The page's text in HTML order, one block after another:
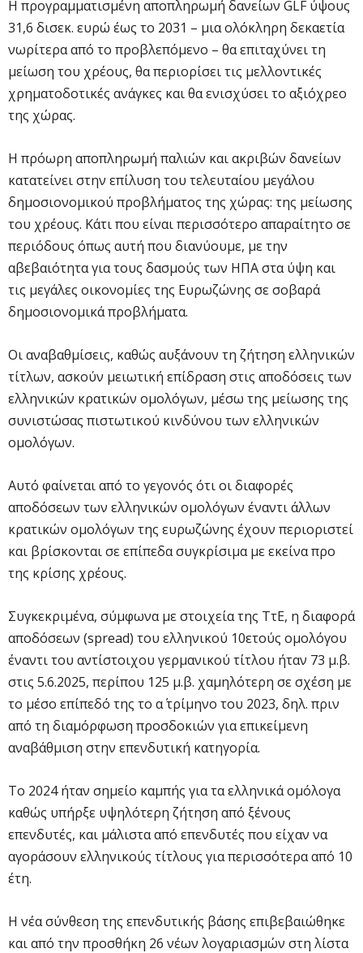
Η προγραμματισμένη αποπληρωμή δανείων GLF ύψους
31,6 δισεκ. ευρώ έως το 2031 – μια ολόκληρη δεκαετία
νωρίτερα από το προβλεπόμενο – θα επιταχύνει τη
μείωση του χρέους, θα περιορίσει τις μελλοντικές
χρηματοδοτικές ανάγκες και θα ενισχύσει το αξιόχρεο
της χώρας.
Η πρόωρη αποπληρωμή παλιών και ακριβών δανείων
κατατείνει στην επίλυση του τελευταίου μεγάλου
δημοσιονομικού προβλήματος της χώρας: της μείωσης
του χρέους. Κάτι που είναι περισσότερο απαραίτητο σε
περιόδους όπως αυτή που διανύουμε, με την
αβεβαιότητα για τους δασμούς των ΗΠΑ στα ύψη και
τις μεγάλες οικονομίες της Ευρωζώνης σε σοβαρά
δημοσιονομικά προβλήματα.
Οι αναβαθμίσεις, καθώς αυξάνουν τη ζήτηση ελληνικών
τίτλων, ασκούν μειωτική επίδραση στις αποδόσεις των
ελληνικών κρατικών ομολόγων, μέσω της μείωσης της
συνιστώσας πιστωτικού κινδύνου των ελληνικών
ομολόγων.
Αυτό φαίνεται από το γεγονός ότι οι διαφορές
αποδόσεων των ελληνικών ομολόγων έναντι άλλων
κρατικών ομολόγων της ευρωζώνης έχουν περιοριστεί
και βρίσκονται σε επίπεδα συγκρίσιμα με εκείνα προ
της κρίσης χρέους.
Συγκεκριμένα, σύμφωνα με στοιχεία της ΤτΕ, η διαφορά
αποδόσεων (spread) του ελληνικού 10ετούς ομολόγου
έναντι του αντίστοιχου γερμανικού τίτλου ήταν 73 μ.β.
στις 5.6.2025, περίπου 125 μ.β. χαμηλότερη σε σχέση με
το μέσο επίπεδό της το α΄ τρίμηνο του 2023, δηλ. πριν
από τη διαμόρφωση προσδοκιών για επικείμενη
αναβάθμιση στην επενδυτική κατηγορία.
Το 2024 ήταν σημείο καμπής για τα ελληνικά ομόλογα
καθώς υπήρξε υψηλότερη ζήτηση από ξένους
επενδυτές, και μάλιστα από επενδυτές που είχαν να
αγοράσουν ελληνικούς τίτλους για περισσότερα από 10
έτη.
Η νέα σύνθεση της επενδυτικής βάσης επιβεβαιώθηκε
και από την προσθήκη 26 νέων λογαριασμών στη λίστα